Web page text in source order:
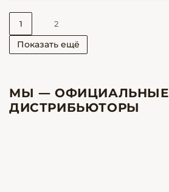
Показать ещё
1 2
МЫ — ОФИЦИАЛЬНЫЕ
ДИСТРИБЬЮТОРЫ